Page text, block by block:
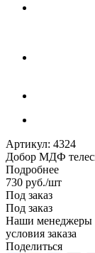
Артикул: 4324
Добор МДФ
Подробнее
730 руб./шт
Под заказ
Под заказ
Наши менеджеры
условия заказа
Поделиться